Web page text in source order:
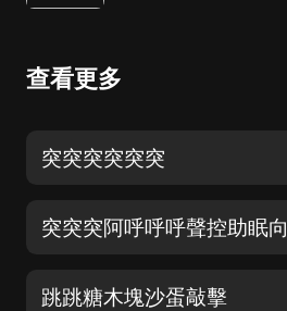
查看更多
突突突突突突
突突突阿呼呼呼聲控助眠向
跳跳糖木塊沙蛋敲擊